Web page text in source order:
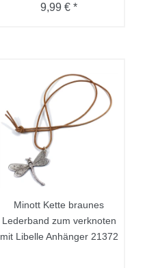
9,99 € *
Minott Kette braunes
Lederband zum verknoten
mit Libelle Anhänger 21372